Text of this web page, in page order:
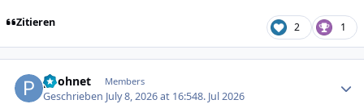
Zitieren 2 1
poohnet Members
Geschrieben July 8, 2026 at 16:548. Jul 2026